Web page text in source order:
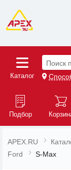
Каталог
Поиск
Подбор
APEX.RU
Ford
S-Max